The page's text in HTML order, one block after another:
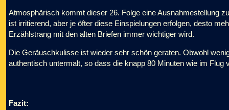
Atmosphärisch kommt dieser 26. Folge eine Ausnahmestellung
ist irritierend, aber je öfter diese Einspielungen erfolgen, desto
Erzählstrang mit den alten Briefen immer wichtiger wird.
Die Geräuschkulisse ist wieder sehr schön geraten. Obwohl
authentisch untermalt, so dass die knapp 80 Minuten wie im Flug
Fazit: